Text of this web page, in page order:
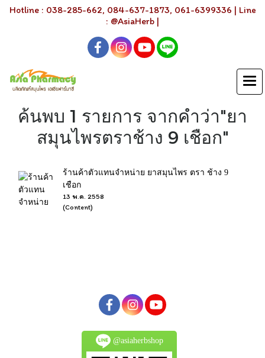
Hotline : 038-285-662, 084-637-1873, 061-6399336 | Line
: @AsiaHerb |
ค้นพบ 1 รายการ จากคำว่า"ยา
สมุนไพรตราช้าง 9 เชือก"
ร้านค้าตัวแทนจำหน่าย ยาสมุนไพร ตรา ช้าง 9
เชือก
13 พ.ค. 2558
(Content)
@asiaherbshop